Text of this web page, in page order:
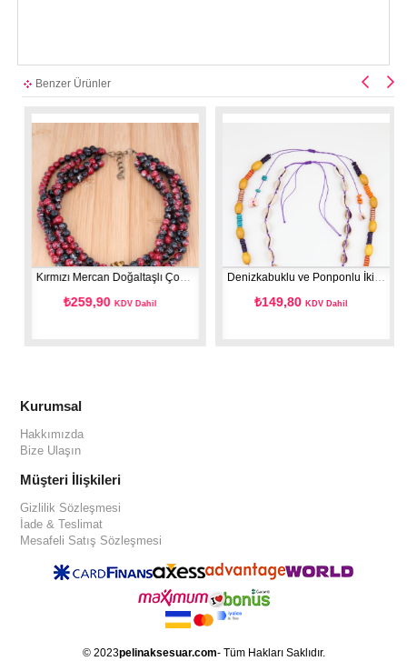
Benzer Ürünler
Kırmızı Mercan Doğaltaşlı Çoklu Kolye
₺259,90 KDV Dahil
Denizkabuklu ve Ponponlu İkili Tasarım Kolye -Mor
₺149,80 KDV Dahil
Kurumsal
Hakkımızda
Bize Ulaşın
Müşteri İlişkileri
Gizlilik Sözleşmesi
İade & Teslimat
Mesafeli Satış Sözleşmesi
© 2023pelinaksesuar.com- Tüm Hakları Saklıdır.